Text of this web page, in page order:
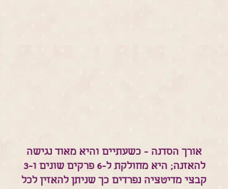
אורך הסדנה - כשעתיים והיא מאוד נגישה
להאזנה; היא מחולקת ל-6 פרקים שונים ו-3
קבצי מדיטציה נפרדים כך שניתן להאזין לכל